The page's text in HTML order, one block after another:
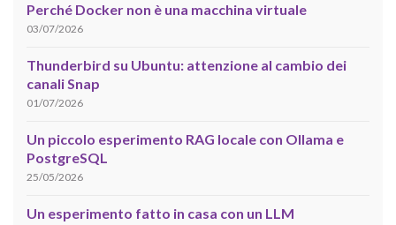
Perché Docker non è una macchina virtuale
03/07/2026
Thunderbird su Ubuntu: attenzione al cambio dei
canali Snap
01/07/2026
Un piccolo esperimento RAG locale con Ollama e
PostgreSQL
25/05/2026
Un esperimento fatto in casa con un LLM